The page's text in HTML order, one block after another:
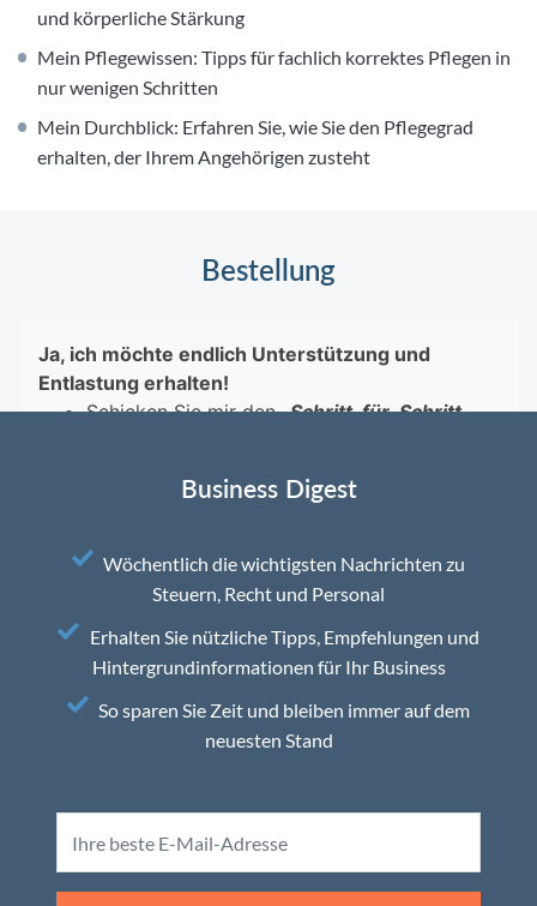
und körperliche Stärkung
Mein Pflegewissen: Tipps für fachlich korrektes Pflegen in
nur wenigen Schritten
Mein Durchblick: Erfahren Sie, wie Sie den Pflegegrad
erhalten, der Ihrem Angehörigen zusteht
Bestellung
Business Digest
Wöchentlich die wichtigsten Nachrichten zu
Steuern, Recht und Personal
Erhalten Sie nützliche Tipps, Empfehlungen und
Hintergrundinformationen für Ihr Business
So sparen Sie Zeit und bleiben immer auf dem
neuesten Stand